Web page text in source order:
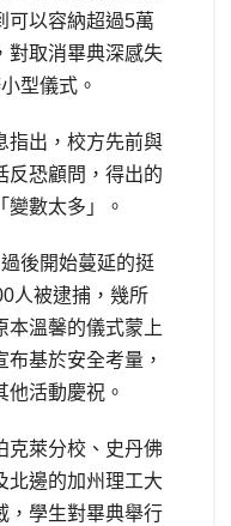
可以容納超過5萬
對取消畢典深感失
型儀式。
指出，校方先前與
反恐顧問，得出的
數太多」。
後開始蔓延的挺
人被逮捕，幾所
本溫馨的儀式蒙上
基於安全考量，
活動慶祝。
克萊分校、史丹佛
北邊的加州理工大
，學生對畢典舉行